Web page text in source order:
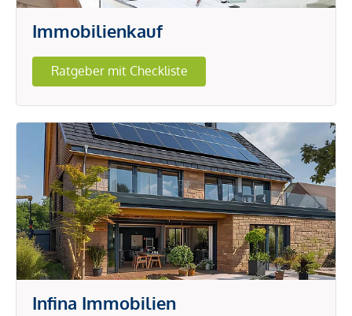
Immobilienkauf
Ratgeber mit Checkliste
Infina Immobilien